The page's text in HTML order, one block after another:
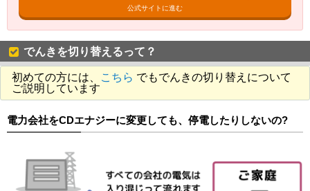
公式サイトに進む
でんきを切り替えるって？
初めての方には、 こちら でもでんきの切り替えについて
ご説明しています
電力会社をCDエナジーに変更しても、停電したりしないの?